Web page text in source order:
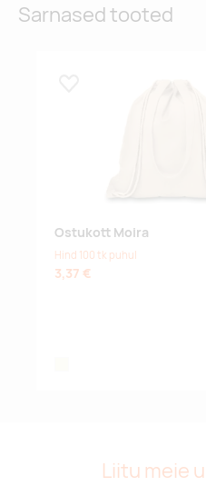
Sarnased tooted
Ostukott Moira
Hind 100 tk puhul
3,37 €
Liitu meie